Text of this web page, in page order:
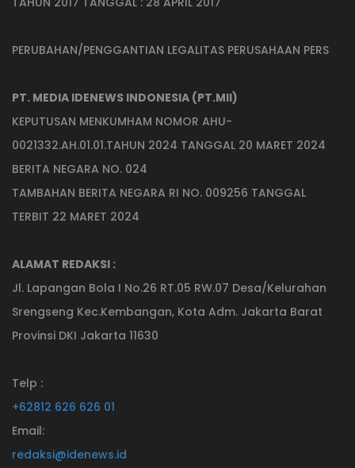
PERUBAHAN/PENGGANTIAN LEGALITAS PERUSAHAAN PERS
PT. MEDIA IDENEWS INDONESIA (PT.MII)
KEPUTUSAN MENKUMHAM NOMOR AHU-
0021332.AH.01.01.TAHUN 2024 TANGGAL 20 MARET 2024
BERITA NEGARA NO. 024
TAMBAHAN BERITA NEGARA RI NO. 009256 TANGGAL
TERBIT 22 MARET 2024
ALAMAT REDAKSI :
Jl. Lapangan Bola I No.26 RT.05 RW.07 Desa/Kelurahan
Srengseng Kec.Kembangan, Kota Adm. Jakarta Barat
Provinsi DKI Jakarta 11630
Telp :
+62812 626 626 01
Email:
redaksi@idenews.id